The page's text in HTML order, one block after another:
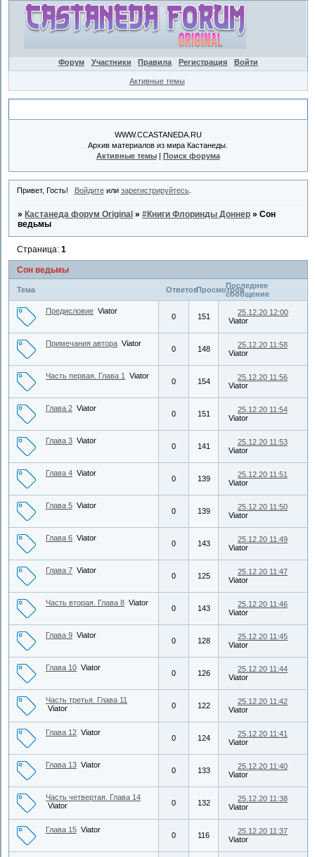
Форум Участники Правила Регистрация Войти
Активные темы
WWW.CCASTANEDA.RU
Архив материалов из мира Кастанеды.
Активные темы| Поиск форума
Привет, Гость! Войдитеили зарегистрируйтесь.
» Кастанеда форум Original »#Книги Флоринды Доннер »Сон
ведьмы
Сон ведьмы
Страница:1
Тема ОтветовПросмотровПоследнее
сообщение
Предисловие Viator
0 151
25.12.20 12:00
Viator
Примечания автора Viator
0 148
25.12.20 11:58
Viator
Часть первая. Глава 1 Viator
0 154
25.12.20 11:56
Viator
Глава 2 Viator
0 151
25.12.20 11:54
Viator
Глава 3 Viator
0 141
25.12.20 11:53
Viator
Глава 4 Viator
0 139
25.12.20 11:51
Viator
Глава 5 Viator
0 139
25.12.20 11:50
Viator
Глава 6 Viator
0 143
25.12.20 11:49
Viator
Глава 7 Viator
0 125
25.12.20 11:47
Viator
Часть вторая. Глава 8 Viator
0 143
25.12.20 11:46
Viator
Глава 9 Viator
0 128
25.12.20 11:45
Viator
Глава 10 Viator
0 126
25.12.20 11:44
Viator
Часть третья. Глава 11
Viator
0 122
25.12.20 11:42
Viator
Глава 12 Viator
0 124
25.12.20 11:41
Viator
Глава 13 Viator
0 133
25.12.20 11:40
Viator
Часть четвертая. Глава 14
Viator
0 132
25.12.20 11:38
Viator
Глава 15 Viator
0 116
25.12.20 11:37
Viator